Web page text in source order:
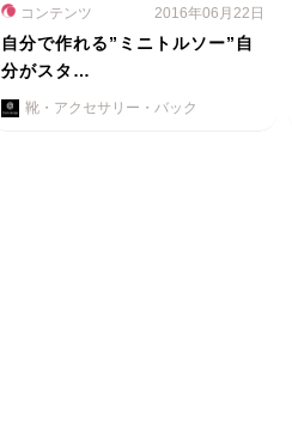
コンテンツ 2016年06月22日
自分で作れる”ミニトルソー”自
分がスタ…
靴・アクセサリー・バック